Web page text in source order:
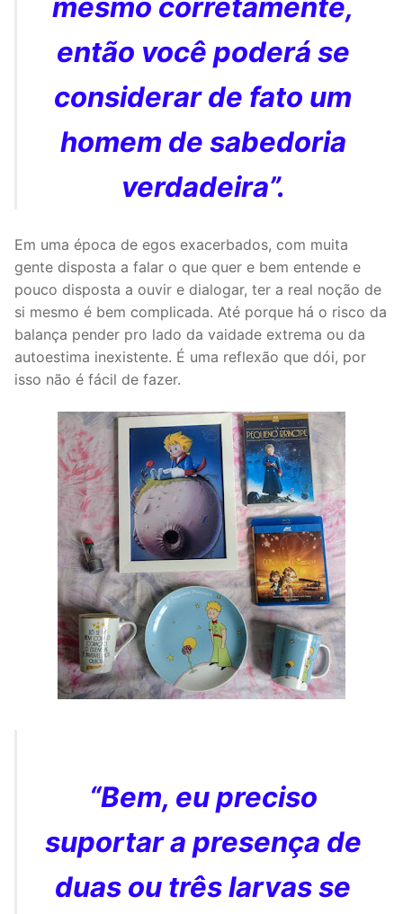
mesmo corretamente,
então você poderá se
considerar de fato um
homem de sabedoria
verdadeira”.
Em uma época de egos exacerbados, com muita
gente disposta a falar o que quer e bem entende e
pouco disposta a ouvir e dialogar, ter a real noção de
si mesmo é bem complicada. Até porque há o risco da
balança pender pro lado da vaidade extrema ou da
autoestima inexistente. É uma reflexão que dói, por
isso não é fácil de fazer.
“Bem, eu preciso
suportar a presença de
duas ou três larvas se